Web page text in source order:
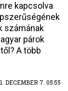
kapcsolva
számának
párok
A több
DECEMBER 7. 05:55